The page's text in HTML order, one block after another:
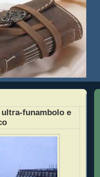
funambolo e